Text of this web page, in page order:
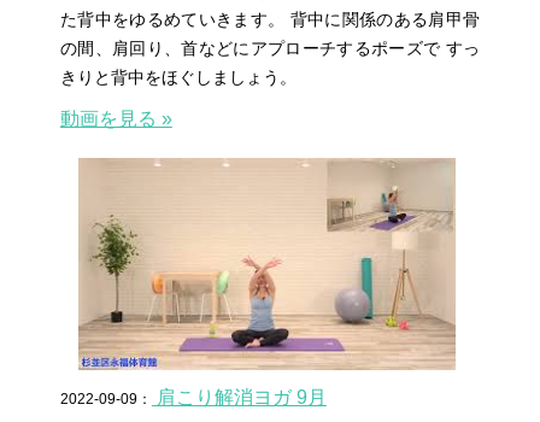
た背中をゆるめていきます。 背中に関係のある肩甲骨
の間、肩回り、首などにアプローチするポーズで すっ
きりと背中をほぐしましょう。
動画を見る »
2022-09-09： 肩こり解消ヨガ 9月